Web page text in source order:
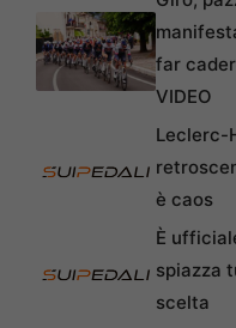
far
VIDEO
Leclerc-
è caos
È
spiazza
scelta